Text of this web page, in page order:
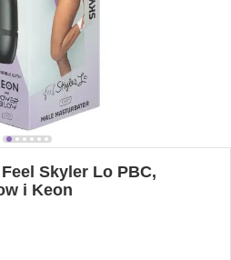
Skyler Lo PBC,
і Keon